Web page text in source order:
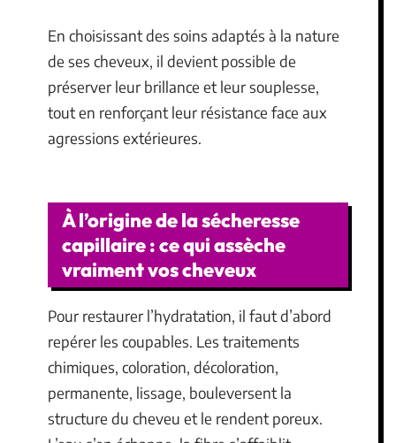
En choisissant des soins adaptés à la nature
de ses cheveux, il devient possible de
préserver leur brillance et leur souplesse,
tout en renforçant leur résistance face aux
agressions extérieures.
À l’origine de la sécheresse
capillaire : ce qui assèche
vraiment vos cheveux
Pour restaurer l’hydratation, il faut d’abord
repérer les coupables. Les traitements
chimiques, coloration, décoloration,
permanente, lissage, bouleversent la
structure du cheveu et le rendent poreux.